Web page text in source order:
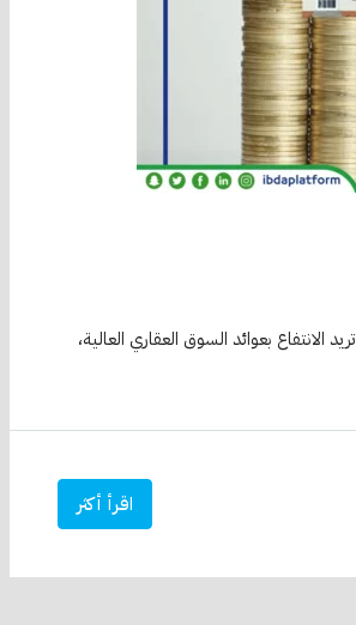
الانتفاع بعوائد السوق العقاري العالية،
اقرأ أكثر